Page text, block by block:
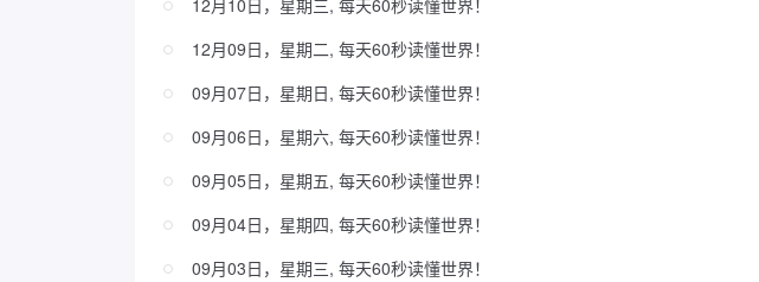
12月10日，星期三, 每天60秒读懂世界！
12月09日，星期二, 每天60秒读懂世界！
09月07日，星期日, 每天60秒读懂世界！
09月06日，星期六, 每天60秒读懂世界！
09月05日，星期五, 每天60秒读懂世界！
09月04日，星期四, 每天60秒读懂世界！
09月03日，星期三, 每天60秒读懂世界！